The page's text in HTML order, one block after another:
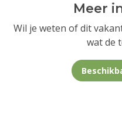
Meer
Wil je weten of dit
wat de